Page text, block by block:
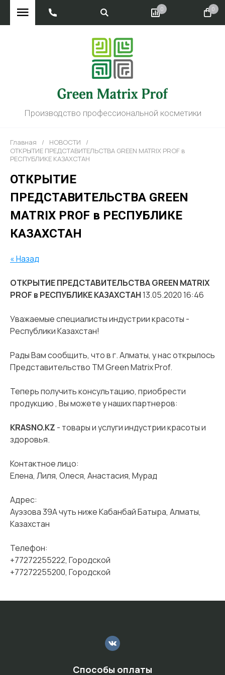
0 0
Производство профессиональной косметики
Главная / НОВОСТИ
/
ОТКРЫТИЕ ПРЕДСТАВИТЕЛЬСТВА GREEN MATRIX PROF в
РЕСПУБЛИКЕ КАЗАХСТАН
ОТКРЫТИЕ
ПРЕДСТАВИТЕЛЬСТВА GREEN
MATRIX PROF в РЕСПУБЛИКЕ
КАЗАХСТАН
« Назад
ОТКРЫТИЕ ПРЕДСТАВИТЕЛЬСТВА GREEN MATRIX
PROF в РЕСПУБЛИКЕ КАЗАХСТАН13.05.2020 16:46
Уважаемые специалисты индустрии красоты -
Республики Казахстан!
Рады Вам сообщить, что в г. Алматы, у нас открылось
Представительство ТМ Green Matrix Prof.
Теперь получить консультацию, приобрести
продукцию , Вы можете у наших партнеров:
KRASNO.KZ - товары и услуги индустрии красоты и
здоровья.
Контактное лицо:
Елена, Лиля, Олеся, Анастасия, Мурад
Адрес:
Ауэзова 39А чуть ниже Кабанбай Батыра, Алматы,
Казахстан
Телефон:
+77272255222, Городской
+77272255200, Городской
Способы оплаты